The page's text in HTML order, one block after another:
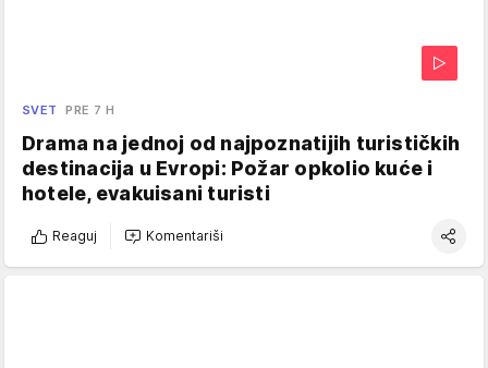
SVET PRE 7 H
Drama na jednoj od najpoznatijih turističkih
destinacija u Evropi: Požar opkolio kuće i
hotele, evakuisani turisti
Reaguj Komentariši